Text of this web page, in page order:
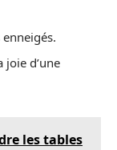
joie d’une
les tables